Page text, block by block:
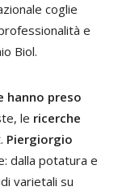
coglie
e
Biol.
hanno preso
le ricerche
Piergiorgio
dalla potatura e
varietali su